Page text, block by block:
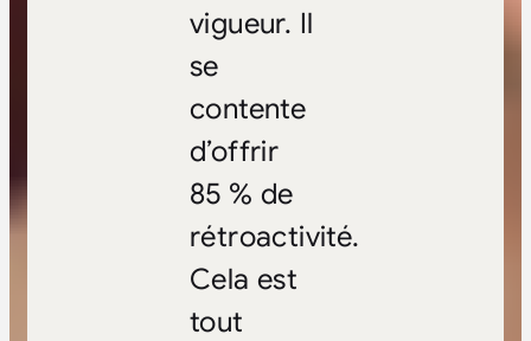
vigueur. Il
se
contente
d’offrir
85 % de
rétroactivité.
Cela est
tout